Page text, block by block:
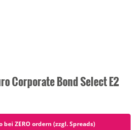
Corporate Bond Select E2
bei ZERO ordern (zzgl. Spreads)